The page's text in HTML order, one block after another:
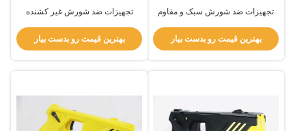
تجهیزات ضد شورش سبک و مقاوم
بهترین قیمت رو بدست بیار
تجهیزات ضد شورش غیر کشنده
پراکندگی جمعیت
بهترین قیمت رو بدست بیار